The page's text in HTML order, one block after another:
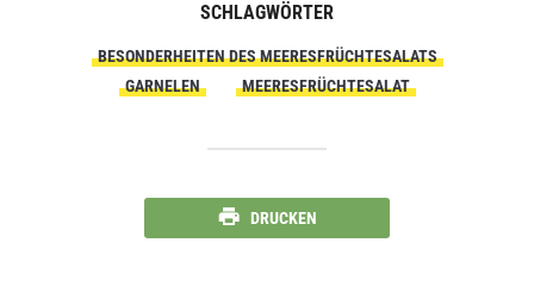
SCHLAGWÖRTER
BESONDERHEITEN DES MEERESFRÜCHTESALATS
GARNELEN
MEERESFRÜCHTESALAT
DRUCKEN